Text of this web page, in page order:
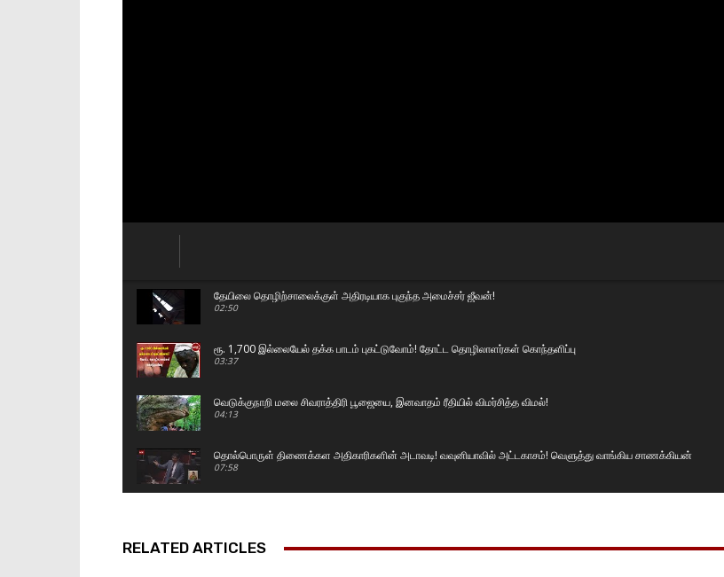
தேயிலை தொழிற்சாலைக்குள் அதிரடியாக புகுந்த அமைச்சர் ஜீவன்!
02:50
ரூ. 1,700 இல்லையேல் தக்க பாடம் புகட்டுவோம்! தோட்ட தொழிலாளர்கள் கொந்தளிப்பு
03:37
வெடுக்குநாறி மலை சிவராத்திரி பூஜையை, இனவாதம் ரீதியில் விமர்சித்த விமல்!
04:13
தொல்பொருள் திணைக்கள அதிகாரிகளின் அடாவடி! வவுனியாவில் அட்டகாசம்! வெளுத்து வாங்கிய சாணக்கியன்
07:58
RELATED ARTICLES